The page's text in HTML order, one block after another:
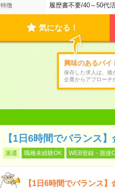
特徴 履歴書不要/40～50代
気になる！
興味のあるバイ
保存した求人は、後
企業からアプローチ
【1日6時間でバランス
派遣 職種未経験OK WEB登録・面接
【1日6時間でバランス